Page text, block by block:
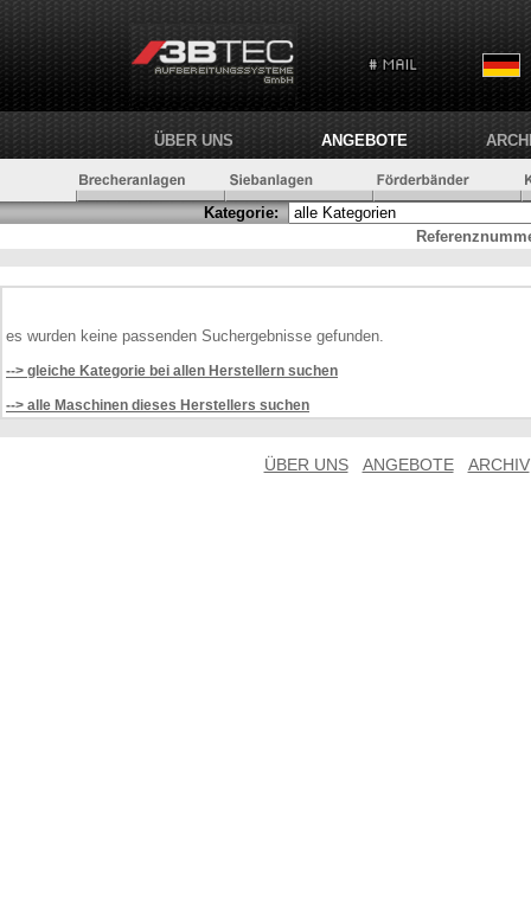
ÜBER UNS ANGEBOTE
Kategorie:
es wurden keine passenden Suchergebnisse gefunden.
--> gleiche Kategorie bei allen Herstellern suchen
--> alle Maschinen dieses Herstellers suchen
ÜBER UNS ANGEBOTE ARCHIV